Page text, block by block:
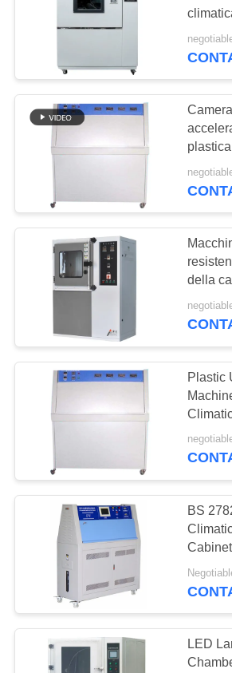
Tester di
buccia
Camera Test
ambientali
Temperatura
Test camera
Camera di
Shock termico
della
di
della
della
per la
Plastic
Wood
BS
LED